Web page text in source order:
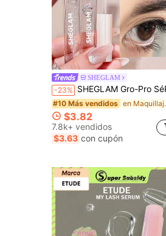
SHEGLAM
-23% SHEGLAM Gro-Pro SéRum Nutritivo Para PestañAs PestañAs Marca De Belleza CosméTica Maquillaje Para
#10 Más vendidos en
$3.82
7.8k+ vendidos
$3.63 con cupón